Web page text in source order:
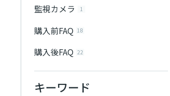
監視カメラ 1
購入前FAQ 18
購入後FAQ 22
キーワード